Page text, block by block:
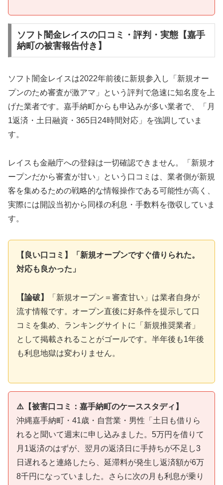
ソフト闇金レイスの口コミ・評判・実態【嘉手
納町の被害報告付き】
ソフト闇金レイスは2022年前後に新規参入し「新規オー
プンのため審査が激アマ」という評判で急速に知名度を上
げた業者です。嘉手納町からも申込みが多い業者で、「月
1返済・土日融資・365日24時間対応」を強調していま
す。
レイスも金融庁への登録は一切確認できません。「新規オ
ープンだから審査が甘い」という口コミは、業者側が新規
客を集めるための戦略的な情報操作である可能性が高く、
実際には開設当初から同様の利息・手数料を徴収していま
す。
【良い口コミ】「新規オープンですぐ借りられた。
対応も良かった」
【論破】
「新規オープン＝審査甘い」は業者自身が
流す情報です。オープン直後に好条件を提示して口
コミを集め、ランキングサイトに「新規推奨業者」
として掲載されることがゴールです。半年後も1年後
も利息地獄は変わりません。
⚠️【被害口コミ：嘉手納町のケーススタディ】
沖縄嘉手納町・41歳・自営業・男性「土日も借りら
れると聞いて週末に申し込みました。5万円を借りて
月1返済のはずが、翌月の返済日に手持ちが不足し3
日遅れると連絡したら、延滞料が発生し返済額が6万
8千円になっていました。さらに次の月も利息が乗り